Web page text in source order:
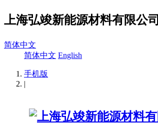
上海弘竣新能源材料有限公司
简体中文
简体中文 English
手机版
|